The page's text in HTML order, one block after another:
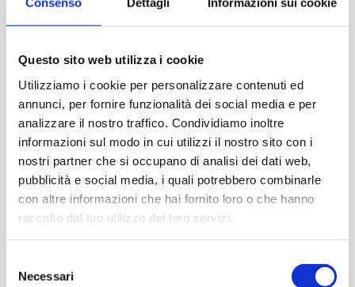
Questo sito web utilizza i cookie
Utilizziamo i cookie per personalizzare contenuti ed
annunci, per fornire funzionalità dei social media e per
analizzare il nostro traffico. Condividiamo inoltre
informazioni sul modo in cui utilizzi il nostro sito con i
nostri partner che si occupano di analisi dei dati web,
pubblicità e social media, i quali potrebbero combinarle
con altre informazioni che hai fornito loro o che hanno
raccolto dal tuo utilizzo dei loro servizi.
delNecessari